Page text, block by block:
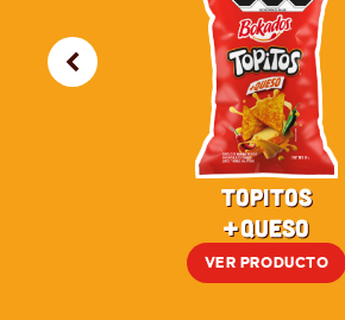
Topitos
+Queso
VER PRODUCTO